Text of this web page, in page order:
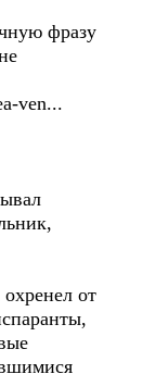
фразу
ven...
от